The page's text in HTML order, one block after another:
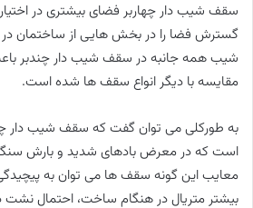
سقف شیب دار چهاربر فضای بیشتری در
گسترش فضا را در بخش هایی از ساختمان در
شیب همه جانبه در سقف شیب دار چندبر
مقایسه با دیگر انواع سقف ها شده است.
به طورکلی می توان گفت که سقف شیب دار
است که در معرض بادهای شدید و بارش سنگین
معایب این گونه سقف ها می توان به
بیشتر متریال در هنگام ساخت، احتمال